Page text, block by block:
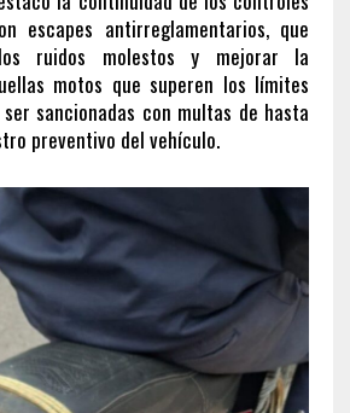
escapes antirreglamentarios, que
ruidos molestos y mejorar la
motos que superen los límites
sancionadas con multas de hasta
preventivo del vehículo.